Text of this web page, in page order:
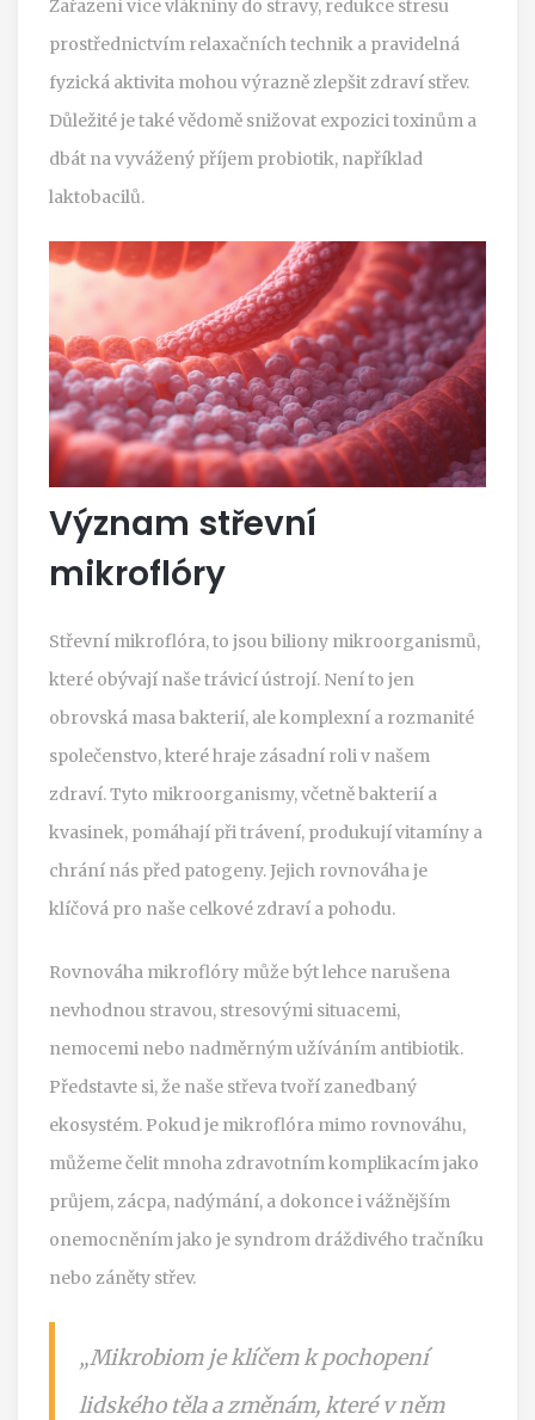
Zařazení více vlákniny do stravy, redukce stresu
prostřednictvím relaxačních technik a pravidelná
fyzická aktivita mohou výrazně zlepšit zdraví střev.
Důležité je také vědomě snižovat expozici toxinům a
dbát na vyvážený příjem probiotik, například
laktobacilů.
Význam střevní
mikroflóry
Střevní mikroflóra, to jsou biliony mikroorganismů,
které obývají naše trávicí ústrojí. Není to jen
obrovská masa bakterií, ale komplexní a rozmanité
společenstvo, které hraje zásadní roli v našem
zdraví. Tyto mikroorganismy, včetně bakterií a
kvasinek, pomáhají při trávení, produkují vitamíny a
chrání nás před patogeny. Jejich rovnováha je
klíčová pro naše celkové zdraví a pohodu.
Rovnováha mikroflóry může být lehce narušena
nevhodnou stravou, stresovými situacemi,
nemocemi nebo nadměrným užíváním antibiotik.
Představte si, že naše střeva tvoří zanedbaný
ekosystém. Pokud je mikroflóra mimo rovnováhu,
můžeme čelit mnoha zdravotním komplikacím jako
průjem, zácpa, nadýmání, a dokonce i vážnějším
onemocněním jako je syndrom dráždivého tračníku
nebo záněty střev.
„Mikrobiom je klíčem k pochopení
lidského těla a změnám, které v něm